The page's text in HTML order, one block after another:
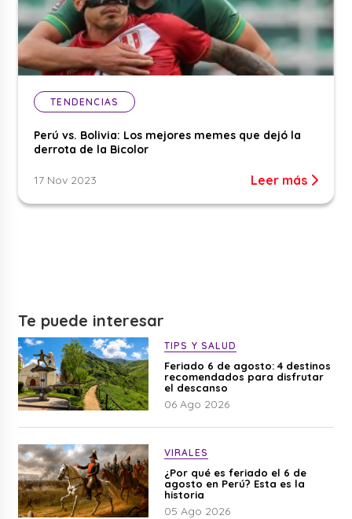
TENDENCIAS
Perú vs. Bolivia: Los mejores memes que dejó la
derrota de la Bicolor
17 Nov 2023 Leer más
Te puede interesar
TIPS Y SALUD
Feriado 6 de agosto: 4 destinos
recomendados para disfrutar
el descanso
06 Ago 2026
VIRALES
¿Por qué es feriado el 6 de
agosto en Perú? Esta es la
historia
05 Ago 2026